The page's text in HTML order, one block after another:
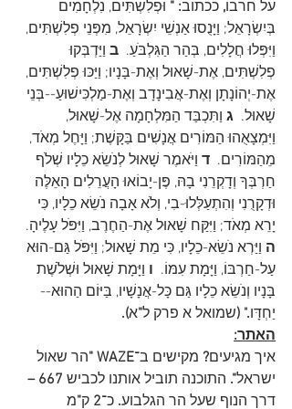
על חרבו, ככתוב:
" וּפְלִשְׁתִּים, נִלְחָמִים
בְּיִשְׂרָאֵל; וַיָּנֻסוּ אַנְשֵׁי יִשְׂרָאֵל, מִפְּנֵי פְלִשְׁתִּים,
וַיִּפְּלוּ חֲלָלִים, בְּהַר הַגִּלְבֹּעַ. ב וַיַּדְבְּקוּ
פְלִשְׁתִּים, אֶת-שָׁאוּל וְאֶת-בָּנָיו; וַיַּכּוּ פְלִשְׁתִּים,
אֶת-יְהוֹנָתָן וְאֶת-אֲבִינָדָב וְאֶת-מַלְכִּישׁוּעַ--בְּנֵי
שָׁאוּל. ג וַתִּכְבַּד הַמִּלְחָמָה אֶל-שָׁאוּל,
וַיִּמְצָאֻהוּ הַמּוֹרִים אֲנָשִׁים בַּקָּשֶׁת; וַיָּחֶל מְאֹד,
מֵהַמּוֹרִים. ד וַיֹּאמֶר שָׁאוּל לְנֹשֵׂא כֵלָיו שְׁלֹף
חַרְבְּךָ וְדָקְרֵנִי בָהּ, פֶּן-יָבוֹאוּ הָעֲרֵלִים הָאֵלֶּה
וּדְקָרֻנִי וְהִתְעַלְּלוּ-בִי, וְלֹא אָבָה נֹשֵׂא כֵלָיו, כִּי
יָרֵא מְאֹד; וַיִּקַּח שָׁאוּל אֶת-הַחֶרֶב, וַיִּפֹּל עָלֶיהָ.
ה וַיַּרְא נֹשֵׂא-כֵלָיו, כִּי מֵת שָׁאוּל; וַיִּפֹּל גַּם-הוּא
עַל-חַרְבּוֹ, וַיָּמָת עִמּוֹ. ו וַיָּמָת שָׁאוּל וּשְׁלֹשֶׁת
בָּנָיו וְנֹשֵׂא כֵלָיו גַּם כָּל-אֲנָשָׁיו, בַּיּוֹם הַהוּא--
יַחְדָּו.
" (שמואל א פרק ל"א).
האתר:
איך מגיעים? מקישים ב־WAZE " הר שאול
ישראל". התוכנה תוביל אותנו לכביש 667 –
דרך הנוף שעל הר הגלבוע. כ־2 ק"מ